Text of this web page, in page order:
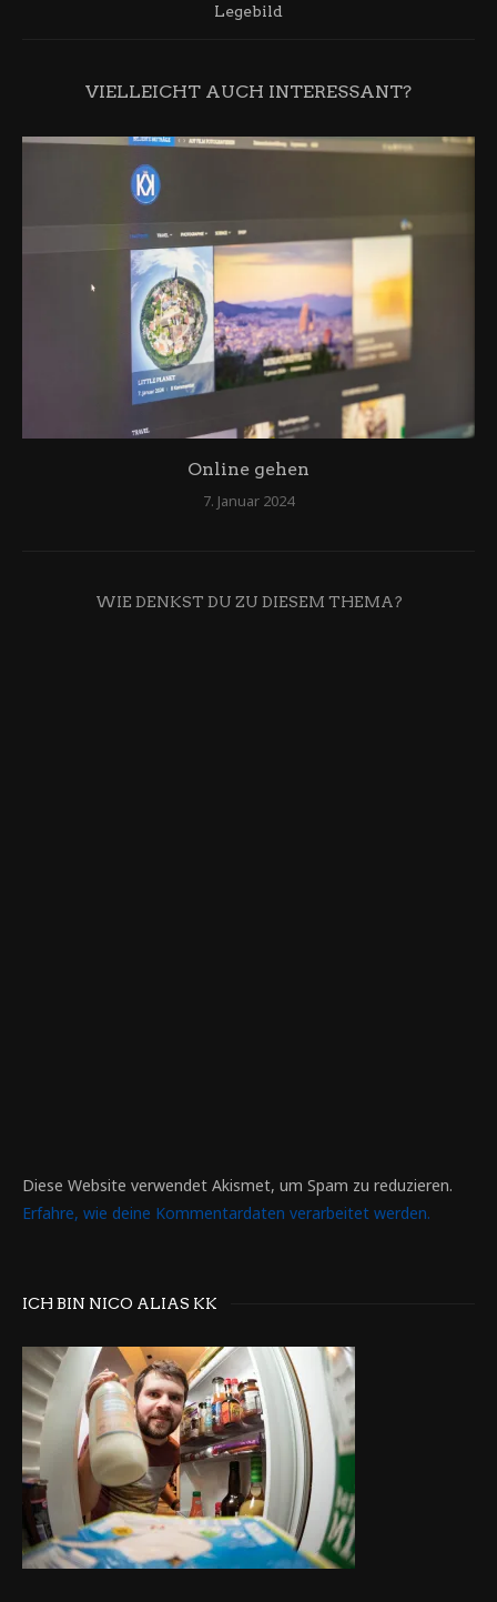
Legebild
VIELLEICHT AUCH INTERESSANT?
Online gehen
7. Januar 2024
WIE DENKST DU ZU DIESEM THEMA?
Diese Website verwendet Akismet, um Spam zu reduzieren.
Erfahre, wie deine Kommentardaten verarbeitet werden.
ICH BIN NICO ALIAS KK